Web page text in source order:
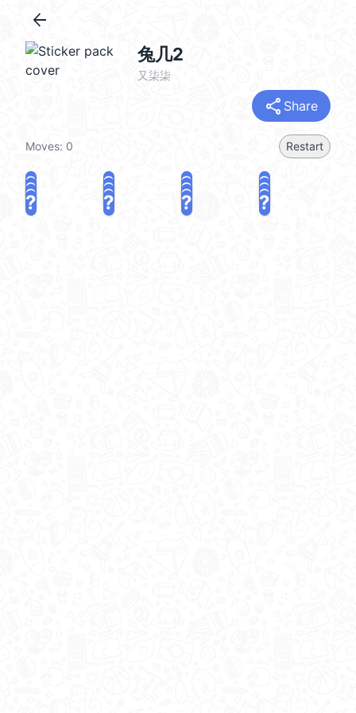
arrow_back
兔几2
又柒柒
share Share
Moves: 0 Restart
? ? ? ?
? ? ? ?
? ? ? ?
? ? ? ?